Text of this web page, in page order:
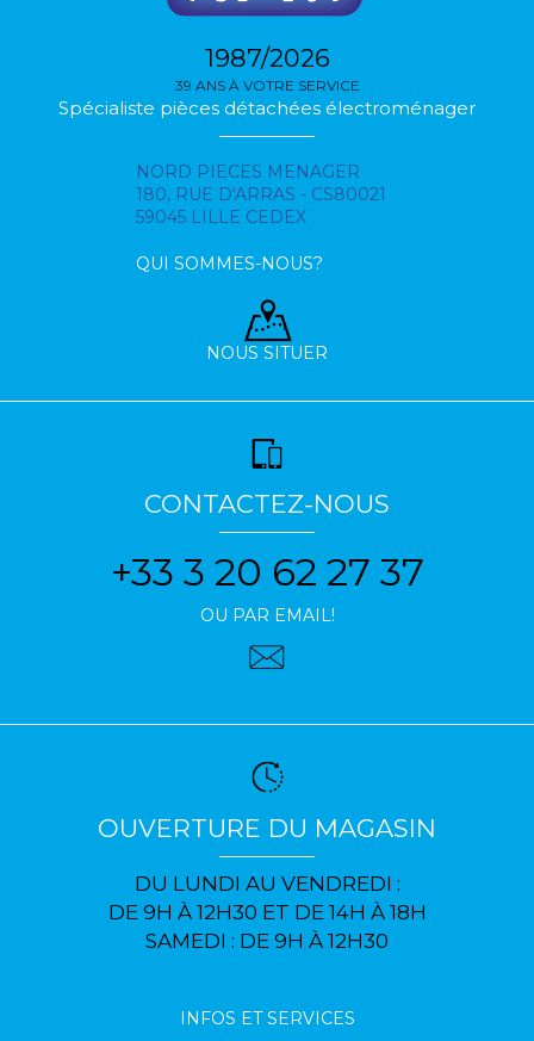
1987/2026
39 ANS À VOTRE SERVICE
Spécialiste pièces détachées électroménager
NORD PIECES MENAGER
180, RUE D'ARRAS - CS80021
59045 LILLE CEDEX
QUI SOMMES-NOUS?
NOUS SITUER
CONTACTEZ-NOUS
+33 3 20 62 27 37
OU PAR EMAIL!
OUVERTURE DU MAGASIN
DU LUNDI AU VENDREDI :
DE 9H À 12H30 ET DE 14H À 18H
SAMEDI : DE 9H À 12H30
INFOS ET SERVICES